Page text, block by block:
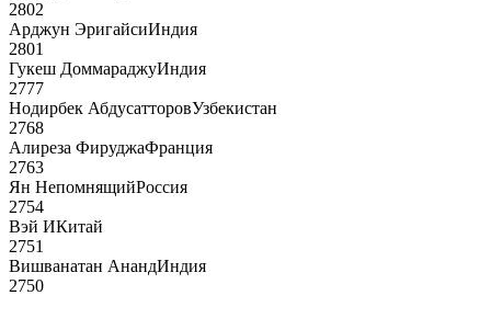
2802
Арджун ЭригайсиИндия
2801
Гукеш ДоммараджуИндия
2777
Нодирбек АбдусатторовУзбекистан
2768
Алиреза ФируджаФранция
2763
Ян НепомнящийРоссия
2754
Вэй ИКитай
2751
Вишванатан АнандИндия
2750